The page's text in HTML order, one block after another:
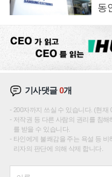
동
기사댓글0개
200자까지 쓰실 수 있습니다. (현재
저작권 등 다른 사람의 권리를 침
를 받을 수 있습니다.
타인에게 불쾌감을 주는 욕설 등
리자의 판단에 의해 삭제 합니다.